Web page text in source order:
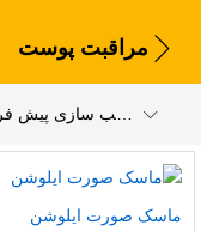
مراقبت پوست
ماسک صورت ایلوشن